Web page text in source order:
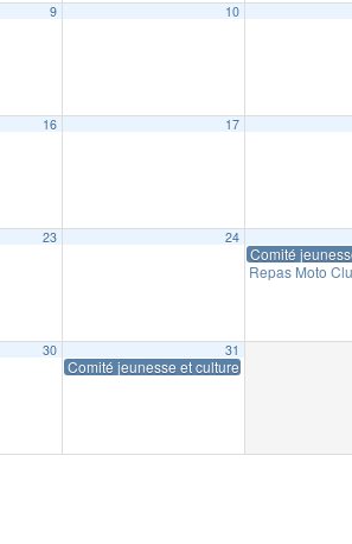
9 10
16 17
23 24
Comité
Repas Moto
30 31
Comité jeunesse et culture : Halloween